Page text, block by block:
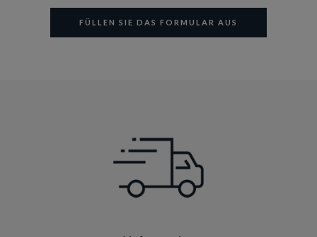
FÜLLEN SIE DAS FORMULAR AUS